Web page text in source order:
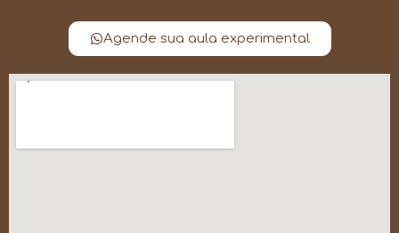
Agende sua aula experimental